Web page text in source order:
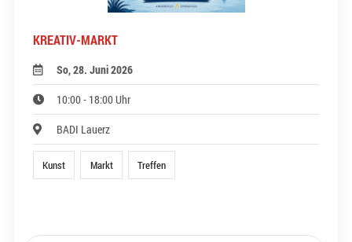
KREATIV-MARKT
So, 28. Juni 2026
10:00 - 18:00 Uhr
BADI Lauerz
Kunst Markt Treffen